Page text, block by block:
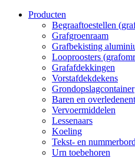
Producten
Begraaftoestellen
Grafgroenraam
Grafbekisting
Looproosters
Grafafdekkingen
Vorstafdekdekens
Grondopslagcontainer
Baren en
Vervoermiddelen
Lessenaars
Koeling
Tekst- en
Urn toebehoren